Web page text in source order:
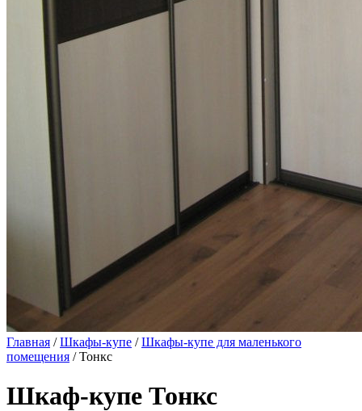
Главная /Шкафы-купе /Шкафы-купе для маленького
помещения / Тонкс
Шкаф-купе Тонкс